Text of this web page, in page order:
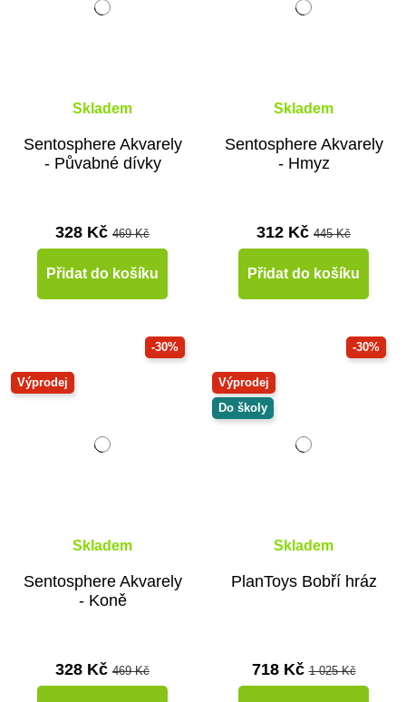
Skladem
Sentosphere Akvarely
- Půvabné dívky
328 Kč 469 Kč
Přidat do košíku
Skladem
Sentosphere Akvarely
- Hmyz
312 Kč 445 Kč
Přidat do košíku
-30%
Výprodej
Skladem
Sentosphere Akvarely
- Koně
328 Kč 469 Kč
-30%
Výprodej
Do školy
Skladem
PlanToys Bobří hráz
718 Kč1 025 Kč